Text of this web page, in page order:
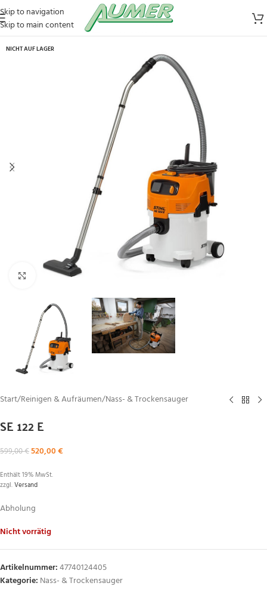
Skip to navigation
Skip to main content
NICHT AUF LAGER
Zum Vergrößern klicken
Start/Reinigen & Aufräumen/Nass- & Trockensauger
SE 122 E
599,00€520,00€
Enthält 19% MwSt.
zzgl.Versand
Abholung
Nicht vorrätig
Artikelnummer:47740124405
Kategorie: Nass- & Trockensauger